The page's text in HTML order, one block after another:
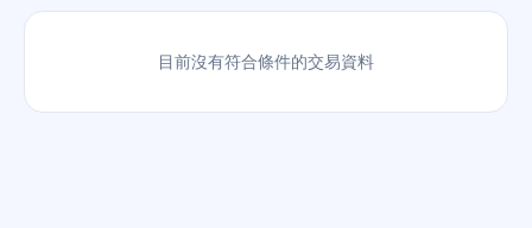
目前沒有符合條件的交易資料